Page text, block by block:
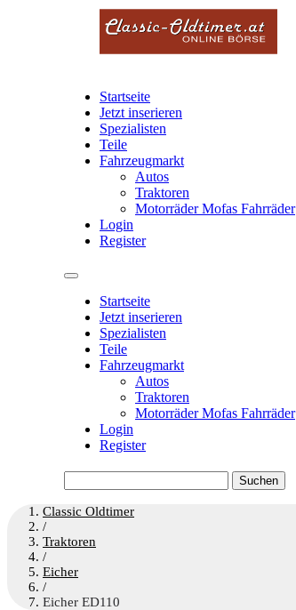
Startseite
Jetzt inserieren
Spezialisten
Teile
Fahrzeugmarkt
Autos
Traktoren
Motorräder Mofas Fahrräder
Login
Register
Startseite
Jetzt inserieren
Spezialisten
Teile
Fahrzeugmarkt
Autos
Traktoren
Motorräder Mofas Fahrräder
Login
Register
nach:
Classic Oldtimer
/
Traktoren
/
Eicher
/
Eicher ED110